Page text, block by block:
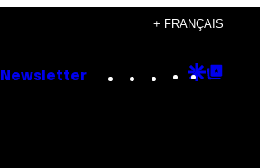
+ FRANÇAIS
Newsletter Instagram
TikTok
YouTube
Google